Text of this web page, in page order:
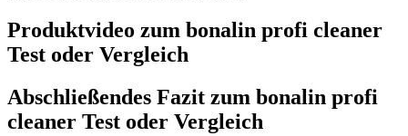
Produktvideo zum bonalin profi cleaner
Test oder Vergleich
Abschließendes Fazit zum bonalin profi
cleaner Test oder Vergleich